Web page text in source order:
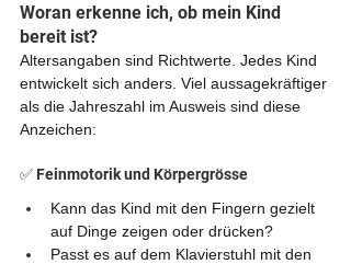
Woran erkenne ich, ob mein Kind
bereit ist?
Altersangaben sind Richtwerte. Jedes Kind
entwickelt sich anders. Viel aussagekräftiger
als die Jahreszahl im Ausweis sind diese
Anzeichen:
✅ Feinmotorik und Körpergrösse
Kann das Kind mit den Fingern gezielt
auf Dinge zeigen oder drücken?
Passt es auf dem Klavierstuhl mit den